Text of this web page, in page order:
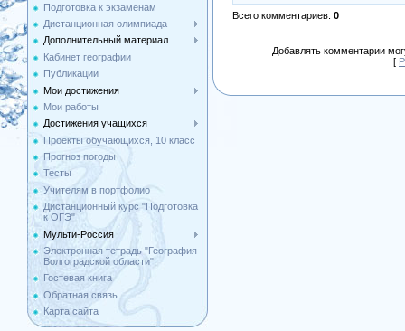
Подготовка к экзаменам
Дистанционная олимпиада
Дополнительный материал
Кабинет географии
Публикации
Мои достижения
Мои работы
Достижения учащихся
Проекты обучающихся, 10 класс
Прогноз погоды
Тесты
Учителям в портфолио
Дистанционный курс "Подготовка
к ОГЭ"
Мульти-Россия
Электронная тетрадь "География
Волгоградской области"
Гостевая книга
Обратная связь
Карта сайта
Всего комментариев: 0
Добавлять комментарии
[